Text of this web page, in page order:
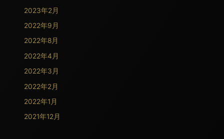
2023年2月
2022年9月
2022年8月
2022年4月
2022年3月
2022年2月
2022年1月
2021年12月